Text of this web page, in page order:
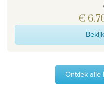
€
Ontdek alle